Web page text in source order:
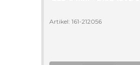
Artikel: 161-212056